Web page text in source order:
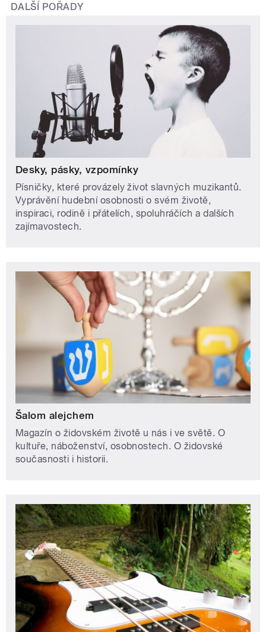
DALŠÍ POŘADY
Desky, pásky, vzpomínky
Písničky, které provázely život slavných muzikantů.
Vyprávění hudební osobnosti o svém životě,
inspiraci, rodině i přátelích, spoluhráčích a dalších
zajímavostech.
Šalom alejchem
Magazín o židovském životě u nás i ve světě. O
kultuře, náboženství, osobnostech. O židovské
současnosti i historii.